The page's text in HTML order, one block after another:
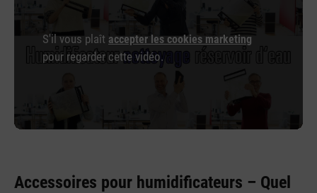
S'il vous plaît accepter les cookies marketing
pour regarder cette vidéo.
Accessoires pour humidificateurs – Quel